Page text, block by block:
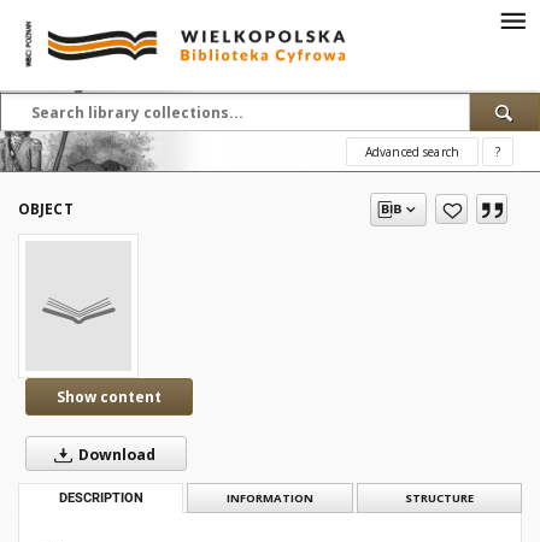
Advanced search ?
OBJECT
Show content
Download
DESCRIPTION INFORMATION STRUCTURE